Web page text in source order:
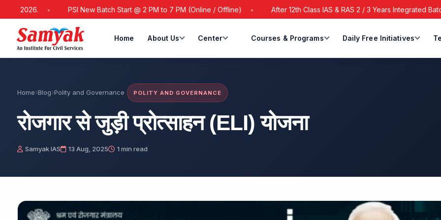
PSI New Batch Start @ 2 PM to 7 PM (Online / Offline) After 12th Class IAS & RAS 2 / 3 Years Integrated Batch Starts
Home About Us Center Courses & Programs Daily Free Initiatives
Home Blog Polity and Governance POLITY AND GOVERNANCE
रोजगार से जुड़ी प्रोत्साहन (ELI) योजना
Samyak IAS 13 Aug, 2025 1 min read